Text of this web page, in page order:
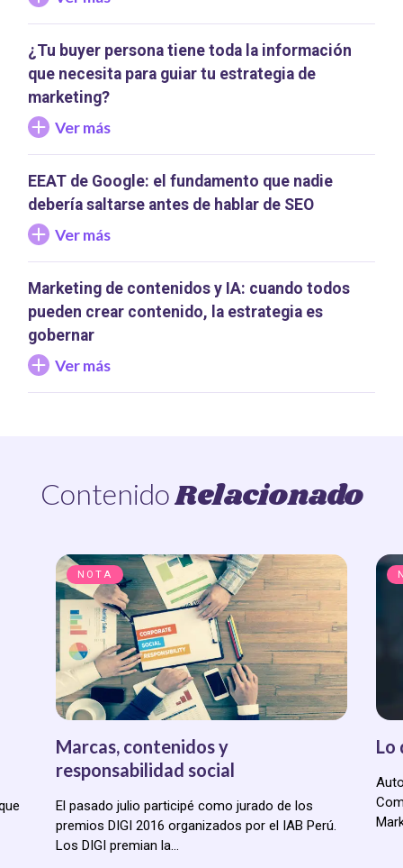
¿Tu buyer persona tiene toda la información
que necesita para guiar tu estrategia de
marketing?
Ver más
EEAT de Google: el fundamento que nadie
debería saltarse antes de hablar de SEO
Ver más
Marketing de contenidos y IA: cuando todos
pueden crear contenido, la estrategia es
gobernar
Ver más
ContenidoRelacionado
NOTA
Marcas, contenidos y
responsabilidad social
El pasado julio participé como jurado de los
premios DIGI 2016 organizados por el IAB Perú.
Los DIGI premian la…
Lo